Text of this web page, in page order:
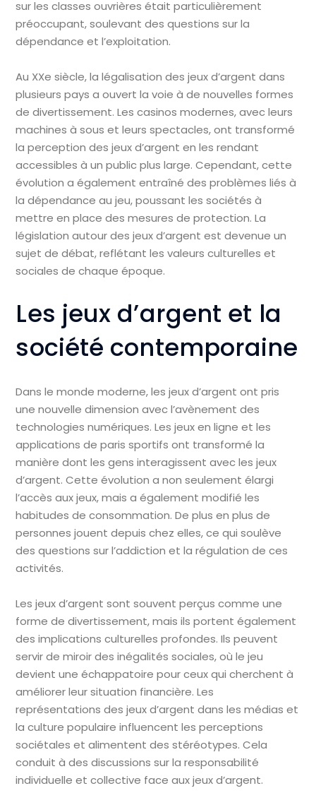
sur les classes ouvrières était particulièrement
préoccupant, soulevant des questions sur la
dépendance et l’exploitation.
Au XXe siècle, la légalisation des jeux d’argent dans
plusieurs pays a ouvert la voie à de nouvelles formes
de divertissement. Les casinos modernes, avec leurs
machines à sous et leurs spectacles, ont transformé
la perception des jeux d’argent en les rendant
accessibles à un public plus large. Cependant, cette
évolution a également entraîné des problèmes liés à
la dépendance au jeu, poussant les sociétés à
mettre en place des mesures de protection. La
législation autour des jeux d’argent est devenue un
sujet de débat, reflétant les valeurs culturelles et
sociales de chaque époque.
Les jeux d’argent et la
société contemporaine
Dans le monde moderne, les jeux d’argent ont pris
une nouvelle dimension avec l’avènement des
technologies numériques. Les jeux en ligne et les
applications de paris sportifs ont transformé la
manière dont les gens interagissent avec les jeux
d’argent. Cette évolution a non seulement élargi
l’accès aux jeux, mais a également modifié les
habitudes de consommation. De plus en plus de
personnes jouent depuis chez elles, ce qui soulève
des questions sur l’addiction et la régulation de ces
activités.
Les jeux d’argent sont souvent perçus comme une
forme de divertissement, mais ils portent également
des implications culturelles profondes. Ils peuvent
servir de miroir des inégalités sociales, où le jeu
devient une échappatoire pour ceux qui cherchent à
améliorer leur situation financière. Les
représentations des jeux d’argent dans les médias et
la culture populaire influencent les perceptions
sociétales et alimentent des stéréotypes. Cela
conduit à des discussions sur la responsabilité
individuelle et collective face aux jeux d’argent.